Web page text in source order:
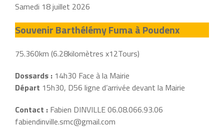
Samedi 18 juillet 2026
Souvenir Barthélémy Fuma à Poudenx
75.360km (6.28kilomètres x12Tours)
Dossards : 14h30 Face à la Mairie
Départ 15h30, D56 ligne d’arrivée devant la Mairie
Contact : Fabien DINVILLE 06.08.066.93.06
fabiendinville.smc@gmail.com